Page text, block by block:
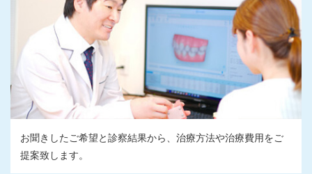
お聞きしたご希望と診察結果から、治療方法や治療費用をご
提案致します。